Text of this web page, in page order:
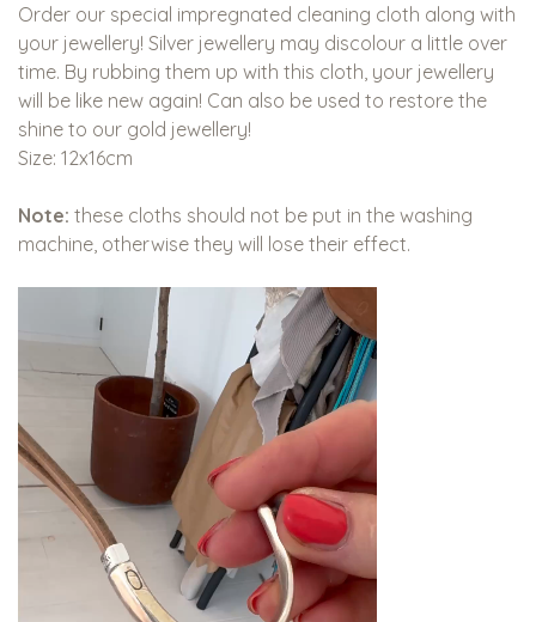
Order our special impregnated cleaning cloth along with
your jewellery! Silver jewellery may discolour a little over
time. By rubbing them up with this cloth, your jewellery
will be like new again! Can also be used to restore the
shine to our gold jewellery!
Size: 12x16cm
Note: these cloths should not be put in the washing
machine, otherwise they will lose their effect.